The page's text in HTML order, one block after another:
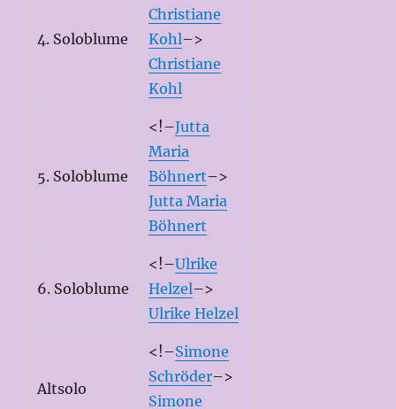
4. Soloblume
Christiane
Kohl–>
Christiane
Kohl
5. Soloblume
<!–Jutta
Maria
Böhnert–>
Jutta Maria
Böhnert
6. Soloblume
<!–Ulrike
Helzel–>
Ulrike Helzel
Altsolo
<!–Simone
Schröder–>
Simone